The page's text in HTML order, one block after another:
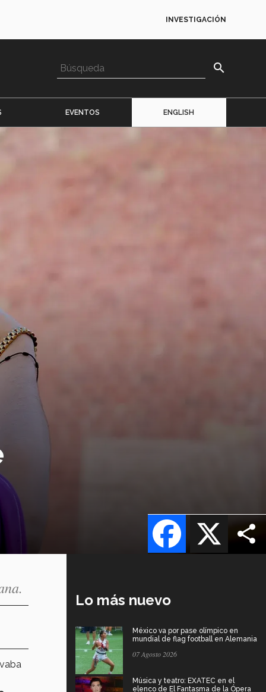
INVESTIGACIÓN
search
EVENTOS ENGLISH
X
Facebook
Lo más nuevo
México va por pase olímpico en
mundial de flag football en Alemania
07 Agosto 2026
Música y teatro: EXATEC en el
elenco de El Fantasma de la Ópera